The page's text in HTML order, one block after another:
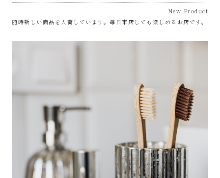
New Product
随時新しい商品を入荷しています。毎日来店しても楽しめるお店です。